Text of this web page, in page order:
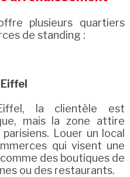
plusieurs quartiers
de standing :
la clientèle est
mais la zone attire
Louer un local
qui visent une
des boutiques de
ou des restaurants.